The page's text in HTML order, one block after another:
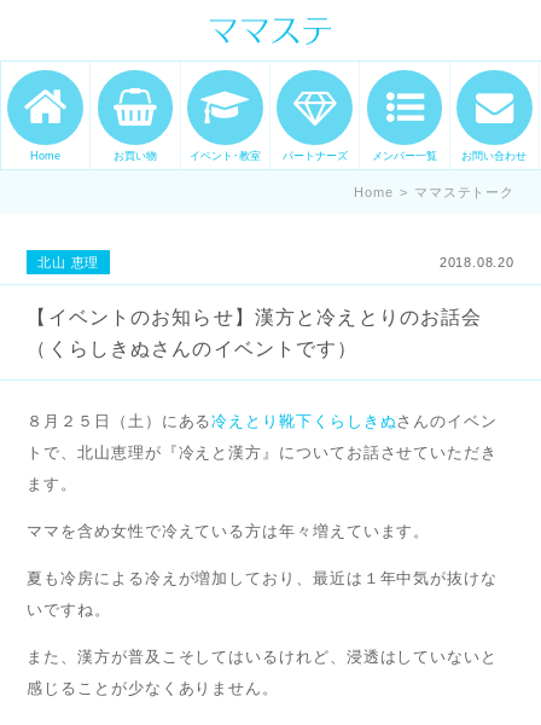
ママの才能発信します。 手づくり
表現ステージ ママステ スキル・セ
ンスを表現したいママが集まって
ます。
Home お買い物 イベント･教室 パートナーズ メンバー一覧 お問い合わせ
Home > ママステトーク
北山 恵理 2018.08.20
【イベントのお知らせ】漢方と冷えとりのお話会
（くらしきぬさんのイベントです）
８月２５日（土）にある冷えとり靴下くらしきぬさんのイベン
トで、北山恵理が『冷えと漢方』についてお話させていただき
ます。
ママを含め女性で冷えている方は年々増えています。
夏も冷房による冷えが増加しており、最近は１年中気が抜けな
いですね。
また、漢方が普及こそしてはいるけれど、浸透はしていないと
感じることが少なくありません。